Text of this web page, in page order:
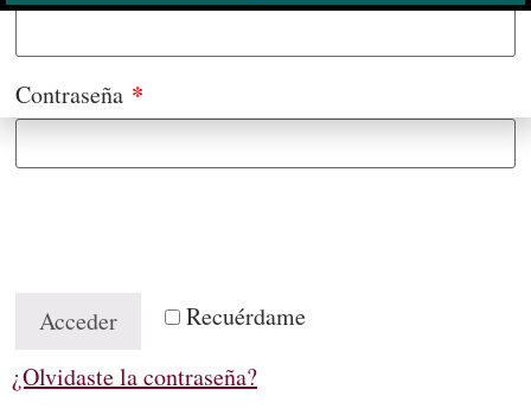
Contraseña *
Recuérdame
Acceder
¿Olvidaste la contraseña?